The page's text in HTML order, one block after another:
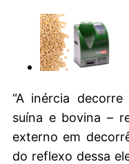
“A inércia
suína e bovina –
externo em
do reflexo dessa